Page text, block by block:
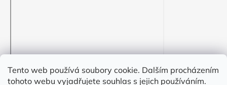
Tento web používá soubory cookie. Dalším procházením
tohoto webu vyjadřujete souhlas s jejich používáním.